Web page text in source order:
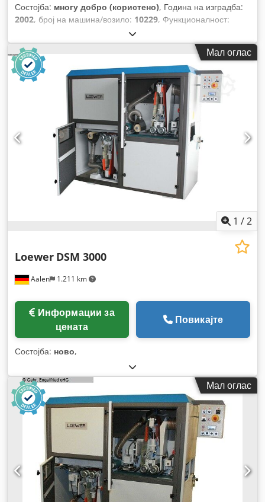
Состојба: многу добро (користено), Година на изградба:
2002, број на машина/возило: 10229, Функционалност:
, работни часови:
13 kW (17,68 коњски сили), влезен напон:400 V, влезен
струја:32 A
, тип на влезен
струја:трифазен, ширина на лентата за брусење:200 мм
должина на шлифовачката лента:1.800 мм
, висина на
шлифување:190 мм, тип на прилагодување на висина:
, тип на активирање:електричен
, вкупна
1.890 мм, вкупна должина:2.070 мм , вкупна
ширина:
1.020 мм, вкупна тежина:1.500 кг , Опрема:
Ознака CE, документација / прирачник,
Мал оглас
1 /2
Aalen 1.211 km
Loewer DSM 3000
цената
Повикајте
Состојба: ново,
Мал оглас